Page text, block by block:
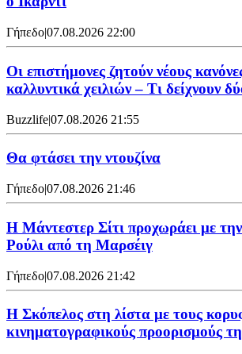
Γήπεδο|07.08.2026 22:00
Οι επιστήμονες ζητούν νέους
καλλυντικά χειλιών – Τι δείχνουν
Buzzlife|07.08.2026 21:55
Θα φτάσει την ντουζίνα
Γήπεδο|07.08.2026 21:46
Η Μάντεστερ Σίτι προχωράει με
Ρούλι από τη Μαρσέιγ
Γήπεδο|07.08.2026 21:42
Η Σκόπελος στη λίστα με τους
κινηματογραφικούς προορισμούς